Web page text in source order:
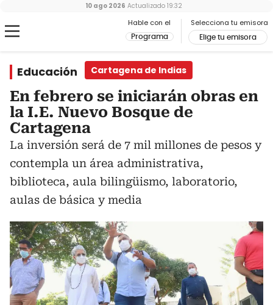
Hable con el
Programa
Selecciona tu emisora
Elige tu emisora
10 ago 2026 Actualizado 19:32
Educación Cartagena de Indias
En febrero se iniciarán obras en
la I.E. Nuevo Bosque de
Cartagena
La inversión será de 7 mil millones de pesos y
contempla un área administrativa,
biblioteca, aula bilingüismo, laboratorio,
aulas de básica y media